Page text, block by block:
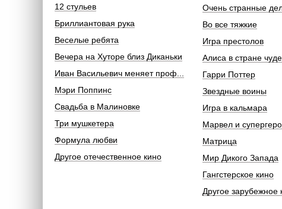
12 стульев
Бриллиантовая рука
Веселые ребята
Вечера на Хуторе близ Диканьки
Иван Васильевич меняет проф...
Мэри Поппинс
Свадьба в Малиновке
Три мушкетера
Формула любви
Другое отечественное кино
Очень странные
Во все тяжкие
Игра престолов
Алиса в стране
Гарри Поттер
Звездные воины
Игра в кальмара
Марвел и
Матрица
Мир Дикого Запада
Гангстерское кино
Другое зарубежное